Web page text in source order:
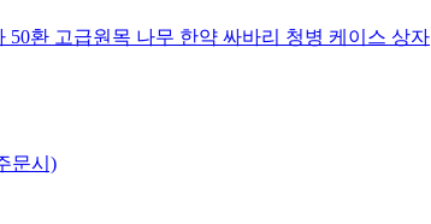
50환 고급원목 나무 한약 싸바리 청병 케이스 상자
문시)